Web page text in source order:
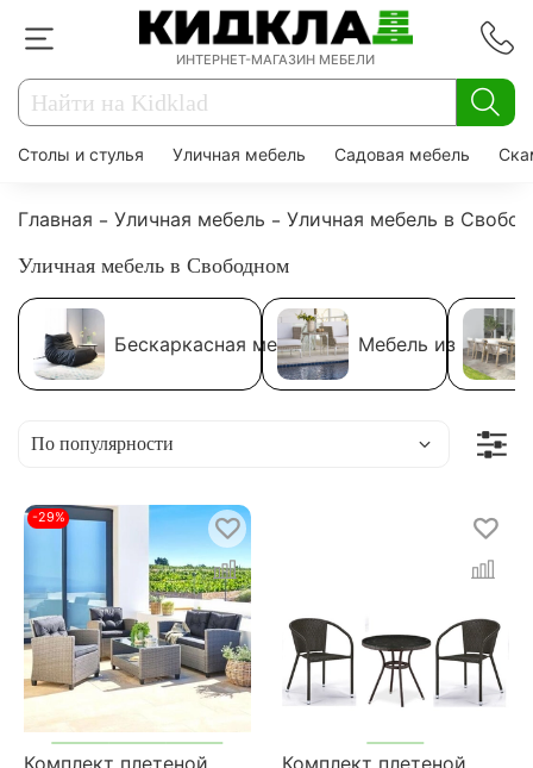
ИНТЕРНЕТ-МАГАЗИН МЕБЕЛИ
Столы и стулья Уличная мебель Садовая мебель
Главная Уличная мебель
Уличная мебель в
Уличная мебель в Свободном
Бескаркасная мебель Мебель из
-29%
Комплект плетеной
Комплект плетеной